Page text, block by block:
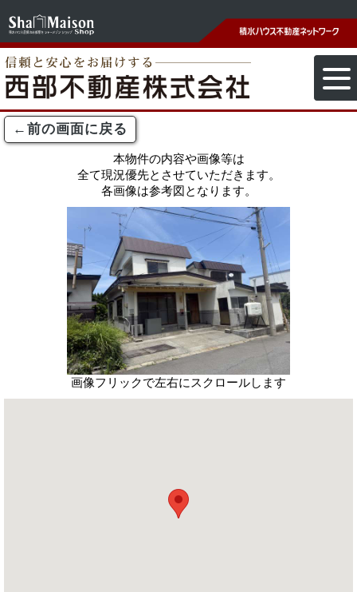
←前の画面に戻る
本物件の内容や画像等は
全て現況優先とさせていただきます。
各画像は参考図となります。
画像フリックで左右にスクロールします